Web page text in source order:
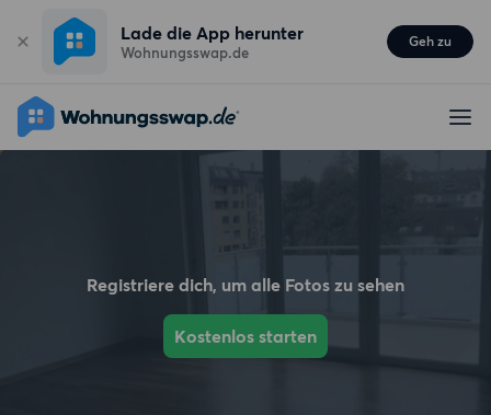
Lade die App herunter
Wohnungsswap.de
Geh zu
Registriere dich, um alle Fotos zu sehen
Kostenlos starten